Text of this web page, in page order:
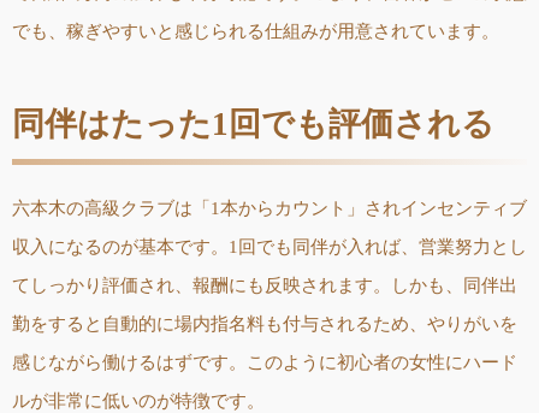
でも、稼ぎやすいと感じられる仕組みが用意されています。
同伴はたった1回でも評価される
六本木の高級クラブは「1本からカウント」されインセンティブ
収入になるのが基本です。1回でも同伴が入れば、営業努力とし
てしっかり評価され、報酬にも反映されます。しかも、同伴出
勤をすると自動的に場内指名料も付与されるため、やりがいを
感じながら働けるはずです。このように初心者の女性にハード
ルが非常に低いのが特徴です。